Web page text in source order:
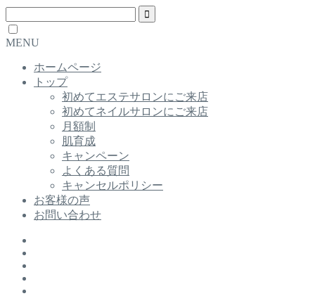
MENU
ホームページ
トップ
初めてエステサロンにご来店
初めてネイルサロンにご来店
月額制
肌育成
キャンペーン
よくある質問
キャンセルポリシー
お客様の声
お問い合わせ